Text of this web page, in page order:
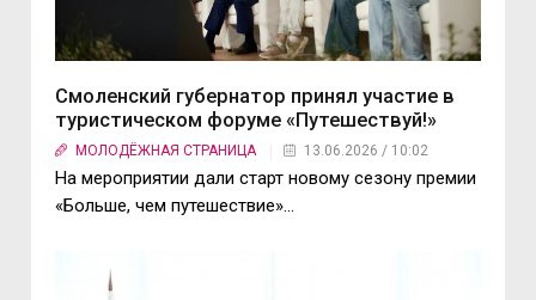
Смоленский губернатор принял участие в
туристическом форуме «Путешествуй!»
МОЛОДЁЖНАЯ СТРАНИЦА 13.06.2026 / 10:02
На мероприятии дали старт новому сезону премии
«Больше, чем путешествие»…